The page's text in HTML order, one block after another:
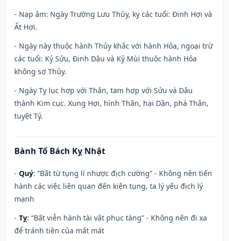
- Nạp âm: Ngày Trường Lưu Thủy, kỵ các tuổi: Đinh Hợi và
Ất Hợi.
- Ngày này thuộc hành Thủy khắc với hành Hỏa, ngoại trừ
các tuổi: Kỷ Sửu, Đinh Dậu và Kỷ Mùi thuộc hành Hỏa
không sợ Thủy.
- Ngày Tỵ lục hợp với Thân, tam hợp với Sửu và Dậu
thành Kim cục. Xung Hợi, hình Thân, hại Dần, phá Thân,
tuyệt Tý.
Bành Tổ Bách Kỵ Nhật
- Quý: “Bất từ tụng lí nhược địch cường” - Không nên tiến
hành các việc liên quan đến kiện tụng, ta lý yếu địch lý
mạnh
- Tỵ: “Bất viễn hành tài vật phục tàng” - Không nên đi xa
để tránh tiền của mất mát